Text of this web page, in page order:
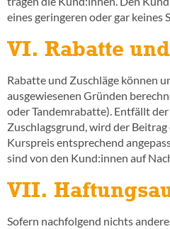
eines geringeren oder gar keines
VI. Rabatte
Rabatte und Zuschläge können
ausgewiesenen Gründen
oder Tandemrabatte). Entfällt
Zuschlagsgrund, wird der
Kurspreis entsprechend
sind von den Kund:innen auf
VII.
Sofern nachfolgend nichts